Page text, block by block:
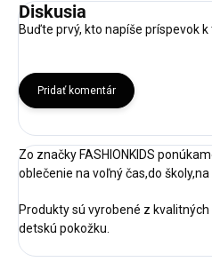
Diskusia
Buďte prvý, kto napíše príspevok
Pridať komentár
Zo značky FASHIONKIDS
oblečenie na voľný čas,do školy,na
Produkty sú vyrobené z
detskú pokožku.